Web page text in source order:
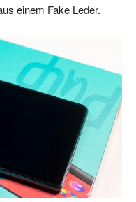
einem Fake Leder.